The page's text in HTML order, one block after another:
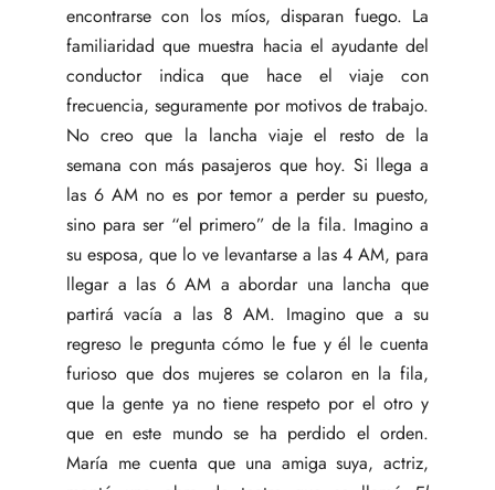
encontrarse con los míos, disparan fuego. La
familiaridad que muestra hacia el ayudante del
conductor indica que hace el viaje con
frecuencia, seguramente por motivos de trabajo.
No creo que la lancha viaje el resto de la
semana con más pasajeros que hoy. Si llega a
las 6 AM no es por temor a perder su puesto,
sino para ser “el primero” de la fila. Imagino a
su esposa, que lo ve levantarse a las 4 AM, para
llegar a las 6 AM a abordar una lancha que
partirá vacía a las 8 AM. Imagino que a su
regreso le pregunta cómo le fue y él le cuenta
furioso que dos mujeres se colaron en la fila,
que la gente ya no tiene respeto por el otro y
que en este mundo se ha perdido el orden.
María me cuenta que una amiga suya, actriz,